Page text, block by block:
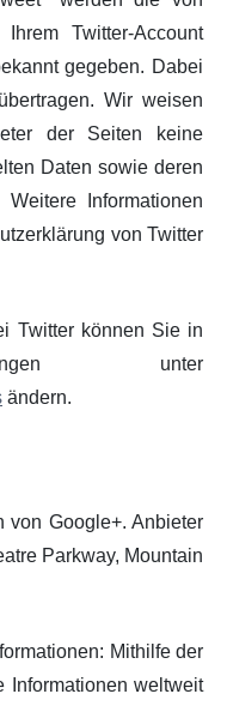
Twitter-Account
gegeben. Dabei
Wir weisen
der Seiten keine
Daten sowie deren
Informationen
von Twitter
Twitter können Sie in
unter
ändern.
von Google+. Anbieter
Parkway, Mountain
Mithilfe der
Informationen weltweit